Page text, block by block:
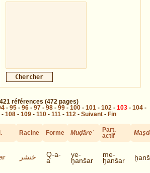
références (472 pages)
- 95- 96- 97- 98- 99- 100- 101 - 102 - 103- 104-
- 108 - 109 - 110 - 111 - 112 - Suivant - Fin
Racine Forme Muḍāreʿ
Part.
actif
خنشر Q-a-
a
ye-
ḫanšar
me-
ḫanšar